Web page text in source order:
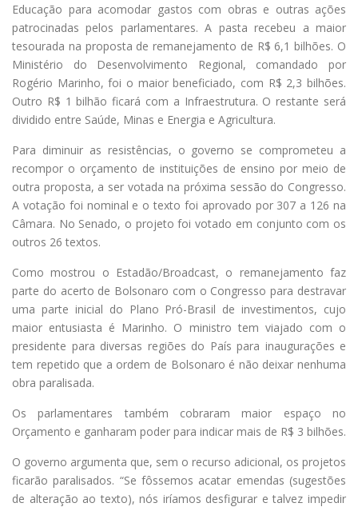
Educação para acomodar gastos com obras e outras ações
patrocinadas pelos parlamentares. A pasta recebeu a maior
tesourada na proposta de remanejamento de R$ 6,1 bilhões. O
Ministério do Desenvolvimento Regional, comandado por
Rogério Marinho, foi o maior beneficiado, com R$ 2,3 bilhões.
Outro R$ 1 bilhão ficará com a Infraestrutura. O restante será
dividido entre Saúde, Minas e Energia e Agricultura.
Para diminuir as resistências, o governo se comprometeu a
recompor o orçamento de instituições de ensino por meio de
outra proposta, a ser votada na próxima sessão do Congresso.
A votação foi nominal e o texto foi aprovado por 307 a 126 na
Câmara. No Senado, o projeto foi votado em conjunto com os
outros 26 textos.
Como mostrou o Estadão/Broadcast, o remanejamento faz
parte do acerto de Bolsonaro com o Congresso para destravar
uma parte inicial do Plano Pró-Brasil de investimentos, cujo
maior entusiasta é Marinho. O ministro tem viajado com o
presidente para diversas regiões do País para inaugurações e
tem repetido que a ordem de Bolsonaro é não deixar nenhuma
obra paralisada.
Os parlamentares também cobraram maior espaço no
Orçamento e ganharam poder para indicar mais de R$ 3 bilhões.
O governo argumenta que, sem o recurso adicional, os projetos
ficarão paralisados. “Se fôssemos acatar emendas (sugestões
de alteração ao texto), nós iríamos desfigurar e talvez impedir